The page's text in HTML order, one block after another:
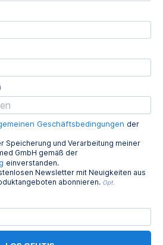
Geschäftsbedingungen der
Speicherung und Verarbeitung meiner
GmbH gemäß der
einverstanden.
Newsletter mit Neuigkeiten aus
abonnieren. Opt.